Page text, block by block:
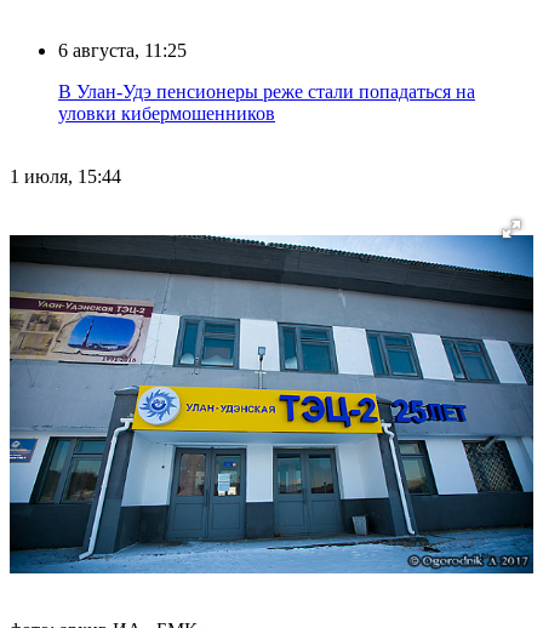
6 августа, 11:25
В Улан-Удэ пенсионеры реже стали попадаться на
уловки кибермошенников
1 июля, 15:44